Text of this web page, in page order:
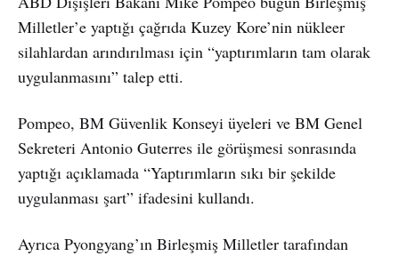
Milletler’e yaptığı çağrıda Kuzey Kore’nin nükleer
silahlardan arındırılması için “yaptırımların tam olarak
uygulanmasını” talep etti.
Pompeo, BM Güvenlik Konseyi üyeleri ve BM Genel
Sekreteri Antonio Guterres ile görüşmesi sonrasında
yaptığı açıklamada “Yaptırımların sıkı bir şekilde
uygulanması şart” ifadesini kullandı.
Ayrıca Pyongyang’ın Birleşmiş Milletler tarafından